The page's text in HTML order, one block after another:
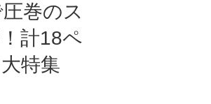
圧巻のス
計18ペ
特集